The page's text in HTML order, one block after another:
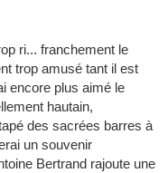
ri... franchement le
trop amusé tant il est
encore plus aimé le
hautain,
des sacrées barres à
un souvenir
Bertrand rajoute une